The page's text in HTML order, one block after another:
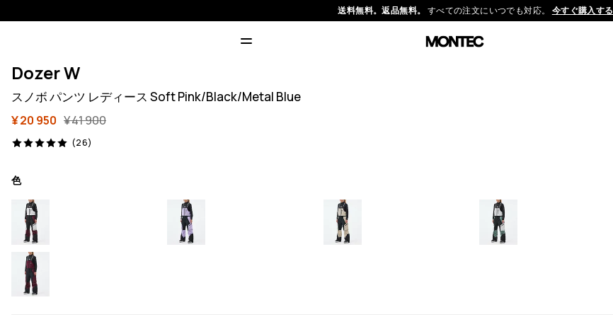
送料無料。返品無料。 すべての注文にいつでも対応。 今すぐ購入する
Dozer W
スノボ パンツ レディース Soft Pink/Black/Metal Blue
¥ 20 950 ¥ 41 900
(26)
26 レビュー, 5/5
色